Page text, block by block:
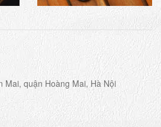
Mai, quận Hoàng Mai, Hà Nội